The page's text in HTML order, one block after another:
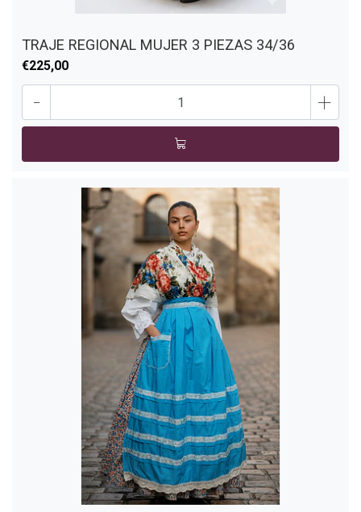
TRAJE REGIONAL MUJER 3 PIEZAS 34/36
€225,00
- +